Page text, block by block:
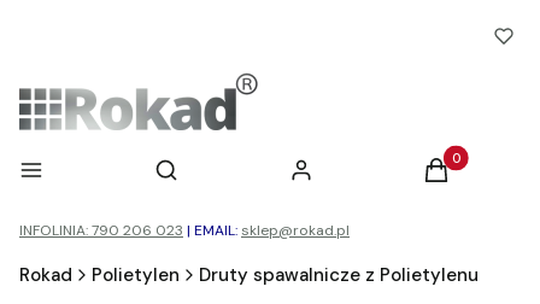
Menu Otwórz wyszukiwarkę
Szukaj Zaloguj się Produkty w
Koszyk
INFOLINIA: 790 206 023 | EMAIL: sklep@rokad.pl
Rokad Polietylen Druty spawalnicze z Polietylenu